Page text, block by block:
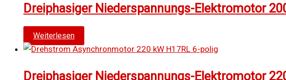
Dreiphasiger Niederspannungs-Elektromotor
Weiterlesen
Dreiphasiger Niederspannungs-Elektromotor